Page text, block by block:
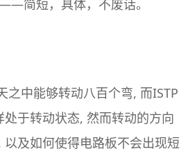
简短，具体，不废话。
之中能够转动八百个弯, 而ISTP
于转动状态, 然而转动的方向
及如何使得电路板不会出现短